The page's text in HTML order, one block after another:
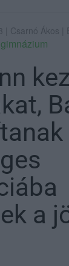
| Csarnó Ákos |
a